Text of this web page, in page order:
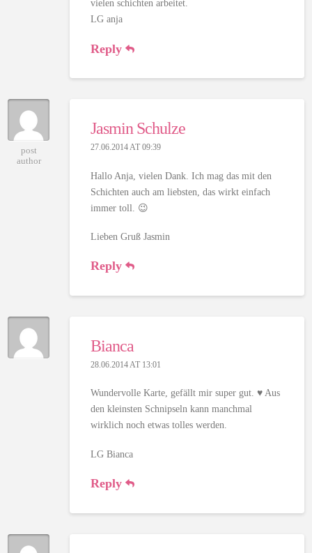
vielen schichten arbeitet.
LG anja
Reply
post
author
Jasmin Schulze
27.06.2014 AT 09:39
Hallo Anja, vielen Dank. Ich mag das mit den
Schichten auch am liebsten, das wirkt einfach
immer toll. 😉
Lieben Gruß Jasmin
Reply
Bianca
28.06.2014 AT 13:01
Wundervolle Karte, gefällt mir super gut. ♥ Aus
den kleinsten Schnipseln kann manchmal
wirklich noch etwas tolles werden.
LG Bianca
Reply